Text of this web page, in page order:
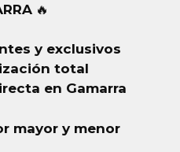
🔥
y exclusivos
total
en Gamarra
mayor y menor